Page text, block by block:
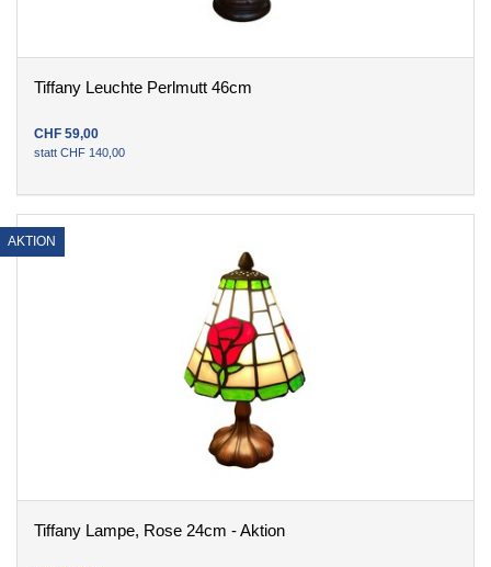
Tiffany Leuchte Perlmutt 46cm
CHF 59,00
statt CHF 140 00
Tiffany Lampe, Rose 24cm - Aktion
AKTION